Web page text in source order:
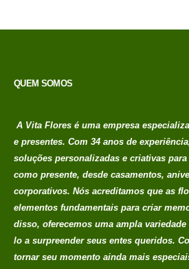
QUEM SOMOS
A Vita Flores é uma empresa
e presentes. Com 34 anos de
soluções personalizadas e criativas para
como presente, desde casamentos,
corporativos. Nós acreditamos que as
elementos fundamentais para criar
disso, oferecemos uma ampla variedade